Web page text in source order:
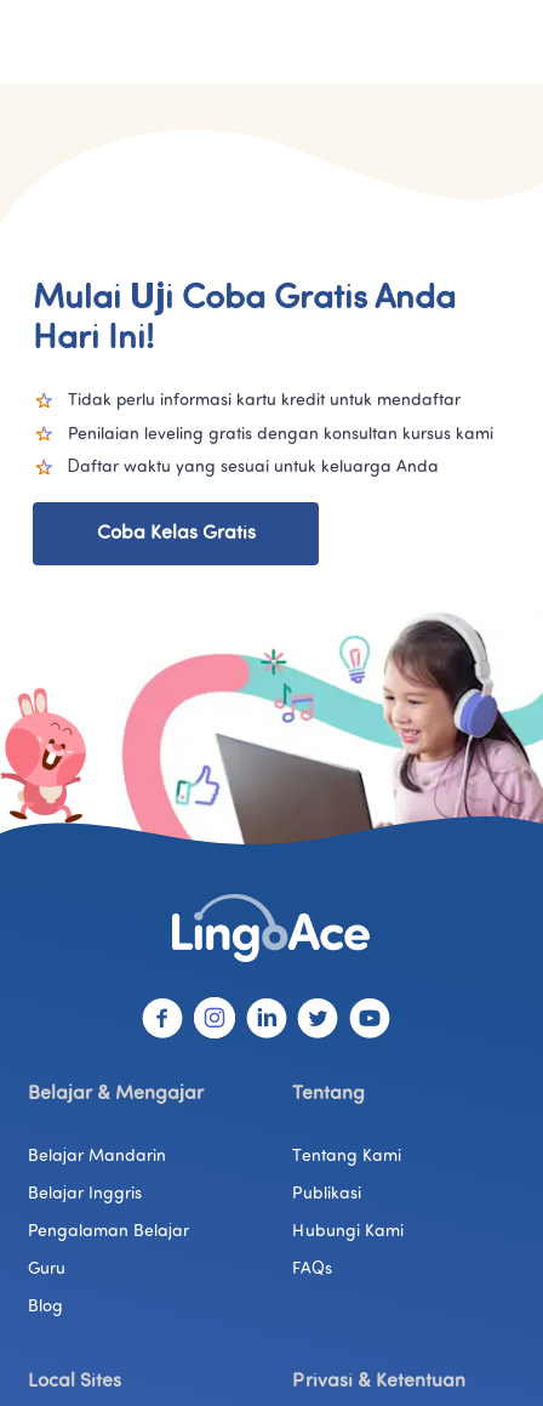
Mulai Uji Coba Gratis Anda
Hari Ini!
Tidak perlu informasi kartu kredit untuk mendaftar
Penilaian leveling gratis dengan konsultan kursus kami
Daftar waktu yang sesuai untuk keluarga Anda
Coba Kelas Gratis
Belajar & Mengajar
Belajar Mandarin
Belajar Inggris
Pengalaman Belajar
Guru
Blog
Tentang
Tentang Kami
Publikasi
Hubungi Kami
FAQs
Local Sites Privasi & Ketentuan